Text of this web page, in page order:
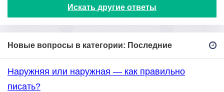
Искать другие ответы
Новые вопросы в категории: Последние
Наружняя или наружная — как правильно
писать?